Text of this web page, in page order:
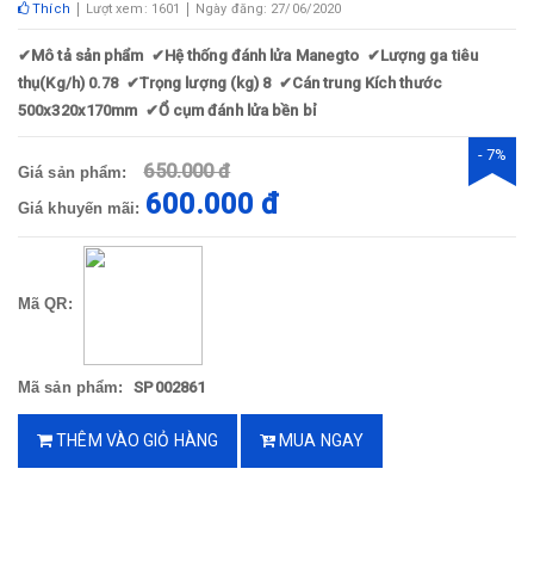
Thích Lượt xem: 1601 Ngày đăng: 27/06/2020
✔Mô tả sản phẩm ✔Hệ thống đánh lửa Manegto ✔Lượng ga tiêu
thụ(Kg/h) 0.78 ✔Trọng lượng (kg) 8 ✔Cán trung Kích thước
500x320x170mm ✔Ổ cụm đánh lửa bền bỉ
Giá sản phẩm: 650.000 đ
Giá khuyến mãi: 600.000 đ
- 7%
Mã QR:
Mã sản phẩm: SP002861
THÊM VÀO GIỎ HÀNG MUA NGAY